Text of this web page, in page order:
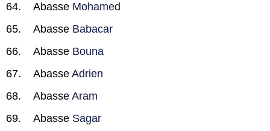
Abasse Mohamed
Abasse Babacar
Abasse Bouna
Abasse Adrien
Abasse Aram
Abasse Sagar